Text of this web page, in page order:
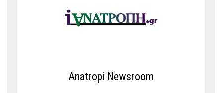
Anatropi Newsroom